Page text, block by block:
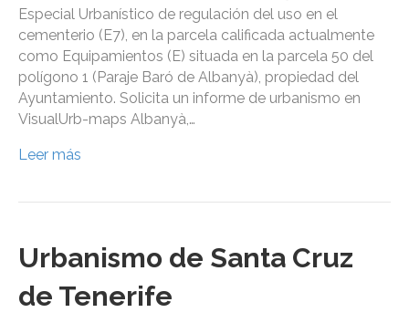
Especial Urbanístico de regulación del uso en el
cementerio (E7), en la parcela calificada actualmente
como Equipamientos (E) situada en la parcela 50 del
polígono 1 (Paraje Baró de Albanyà), propiedad del
Ayuntamiento. Solicita un informe de urbanismo en
VisualUrb-maps Albanyà,…
Leer más
Urbanismo de Santa Cruz
de Tenerife